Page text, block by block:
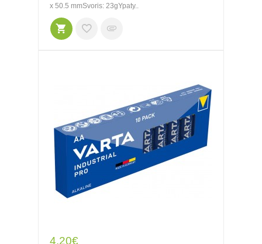
x 50.5 mmSvoris: 23gYpaty..
4.20€